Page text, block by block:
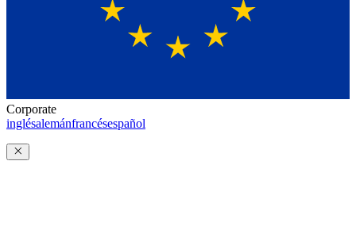
Corporate
inglésalemánfrancésespañol